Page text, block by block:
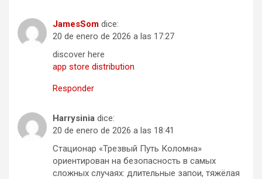
JamesSom dice:
20 de enero de 2026 a las 17:27
discover here
app store distribution
Responder
Harrysinia dice:
20 de enero de 2026 a las 18:41
Стационар «Трезвый Путь Коломна»
ориентирован на безопасность в самых
сложных случаях: длительные запои, тяжёлая